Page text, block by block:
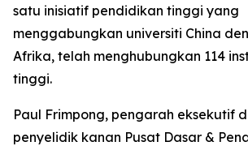
satu inisiatif pendidikan tinggi yang
menggabungkan universiti China
Afrika, telah menghubungkan 114
tinggi.
Paul Frimpong, pengarah eksekutif
penyelidik kanan Pusat Dasar &